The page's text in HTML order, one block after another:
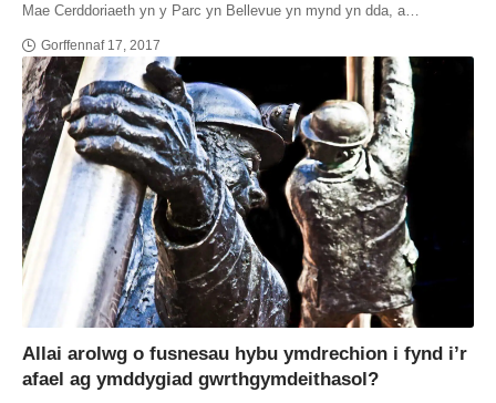
Mae Cerddoriaeth yn y Parc yn Bellevue yn mynd yn dda, a…
Gorffennaf 17, 2017
Allai arolwg o fusnesau hybu ymdrechion i fynd i’r
afael ag ymddygiad gwrthgymdeithasol?